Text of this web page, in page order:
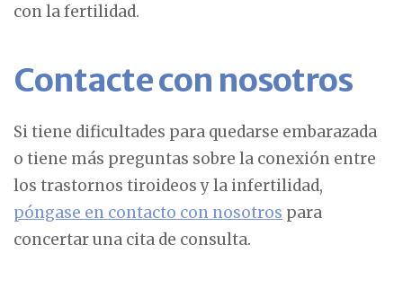
con la fertilidad.
Contacte con nosotros
Si tiene dificultades para quedarse embarazada
o tiene más preguntas sobre la conexión entre
los trastornos tiroideos y la infertilidad,
póngase en contacto con nosotros para
concertar una cita de consulta.